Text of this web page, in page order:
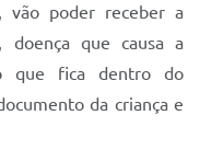
vão poder receber a
doença que causa a
que fica dentro do
da criança e